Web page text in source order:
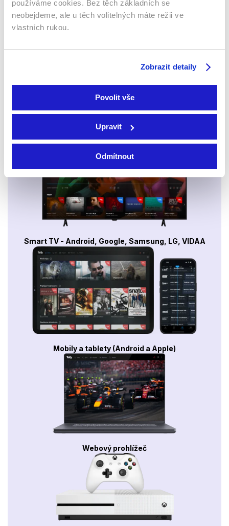
používáme cookies. Bez těch základních se
neobejdeme, ale u těch volitelných máte režii ve
vlastních rukou.
Zobrazit detaily
Povolit vše
Upravit
Odmítnout
Lhář, lhář
1997 | USA | 83 min
Filmy / Komedie
Bláznivý Marsupilami
2025 | 10 min
po celé EU, a to až na 6 zařízeních.
Smart TV - Android, Google, Samsung, LG, VIDAA
Mobily a tablety (Android a Apple)
Webový prohlížeč